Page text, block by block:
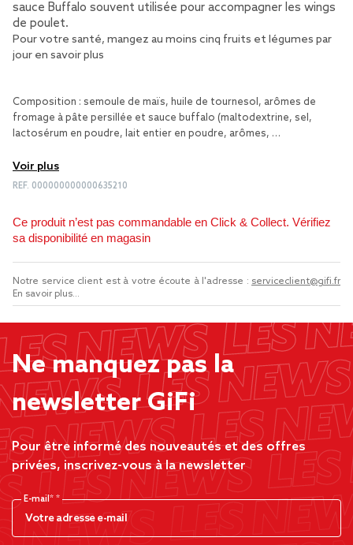
sauce Buffalo souvent utilisée pour accompagner les wings
de poulet.
Pour votre santé, mangez au moins cinq fruits et légumes par
jour en savoir plus
Composition : semoule de maïs, huile de tournesol, arômes de
fromage à pâte persillée et sauce buffalo (maltodextrine, sel,
lactosérum en poudre, lait entier en poudre, arômes, …
Voir plus
REF. 000000000000635210
Ce produit n’est pas commandable en Click & Collect. Vérifiez
sa disponibilité en magasin
Notre service client est à votre écoute à l'adresse : serviceclient@gifi.fr
En savoir plus...
Ne manquez pas la
newsletter GiFi
Pour être informé des nouveautés et des offres
privées, inscrivez-vous à la newsletter
E-mail*